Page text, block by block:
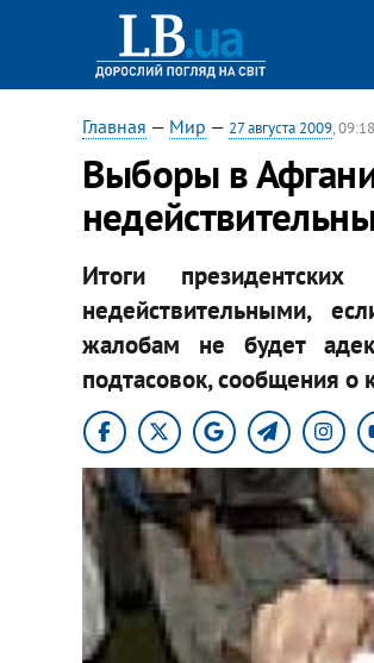
Главная — Мир — 27 августа 2009, 09:18
Выборы в
Итоги
недействительными,
жалобам не будет
подтасовок, сообщения о